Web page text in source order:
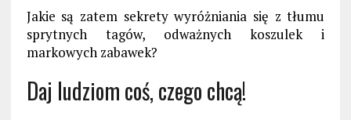
Jakie są zatem sekrety wyróżniania się z tłumu
sprytnych tagów, odważnych koszulek i
markowych zabawek?
Daj ludziom coś, czego chcą!